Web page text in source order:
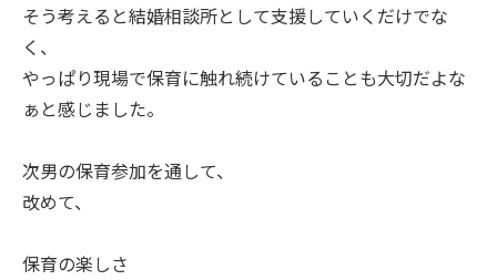
そう考えると結婚相談所として支援していくだけでな
く、
やっぱり現場で保育に触れ続けていることも大切だよな
ぁと感じました。
次男の保育参加を通して、
改めて、
保育の楽しさ